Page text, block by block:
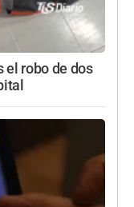
el robo de dos